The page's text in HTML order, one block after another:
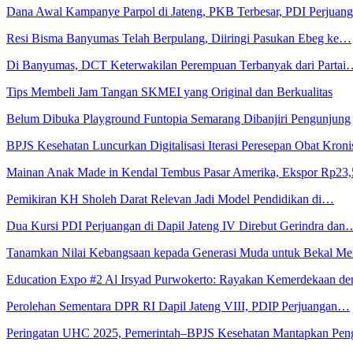
Dana Awal Kampanye Parpol di Jateng, PKB Terbesar, PDI
Resi Bisma Banyumas Telah Berpulang, Diiringi Pasukan Ebeg ke…
Di Banyumas, DCT Keterwakilan Perempuan Terbanyak dari
Tips Membeli Jam Tangan SKMEI yang Original dan Berkualitas
Belum Dibuka Playground Funtopia Semarang Dibanjiri Pengunjung
BPJS Kesehatan Luncurkan Digitalisasi Iterasi Peresepan Obat
Mainan Anak Made in Kendal Tembus Pasar Amerika, Ekspor
Pemikiran KH Sholeh Darat Relevan Jadi Model Pendidikan di…
Dua Kursi PDI Perjuangan di Dapil Jateng IV Direbut Gerindra
Tanamkan Nilai Kebangsaan kepada Generasi Muda untuk Bekal
Education Expo #2 Al Irsyad Purwokerto: Rayakan Kemerdekaan
Perolehan Sementara DPR RI Dapil Jateng VIII, PDIP Perjuangan…
Peringatan UHC 2025, Pemerintah–BPJS Kesehatan Mantapkan